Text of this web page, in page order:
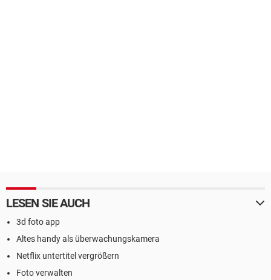
LESEN SIE AUCH
3d foto app
Altes handy als überwachungskamera
Netflix untertitel vergrößern
Foto verwalten